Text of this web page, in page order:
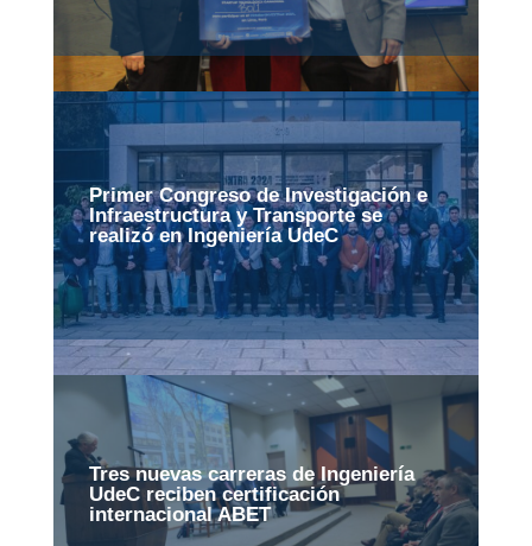
Primer Congreso de Investigación e
Infraestructura y Transporte se
realizó en Ingeniería UdeC
Tres nuevas carreras de Ingeniería
UdeC reciben certificación
internacional ABET